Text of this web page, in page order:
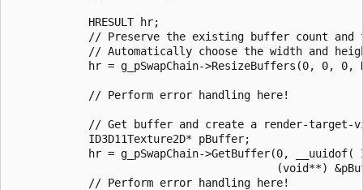
            HRESULT hr;
// Preserve the existing buffer count and
// Automatically choose the width and
hr = g_pSwapChain->ResizeBuffers(0, 0, 0,
            // Perform error handling here!
// Get buffer and create a render-target-
            ID3D11Texture2D* pBuffer;
hr = g_pSwapChain->GetBuffer(0, __uuidof(
(void**)
            // Perform error handling here!